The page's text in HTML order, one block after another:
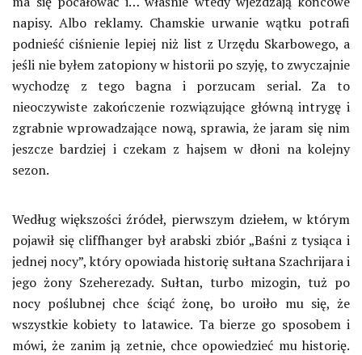
napisy. Albo reklamy. Chamskie urwanie wątku potrafi
podnieść ciśnienie lepiej niż list z Urzędu Skarbowego, a
jeśli nie byłem zatopiony w historii po szyję, to zwyczajnie
wychodzę z tego bagna i porzucam serial. Za to
nieoczywiste zakończenie rozwiązujące główną intrygę i
zgrabnie wprowadzające nową, sprawia, że jaram się nim
jeszcze bardziej i czekam z hajsem w dłoni na kolejny
sezon.
Według większości źródeł, pierwszym dziełem, w którym
pojawił się cliffhanger był arabski zbiór „Baśni z tysiąca i
jednej nocy”, który opowiada historię sułtana Szachrijara i
jego żony Szeherezady. Sułtan, turbo mizogin, tuż po
nocy poślubnej chce ściąć żonę, bo uroiło mu się, że
wszystkie kobiety to latawice. Ta bierze go sposobem i
mówi, że zanim ją zetnie, chce opowiedzieć mu historię.